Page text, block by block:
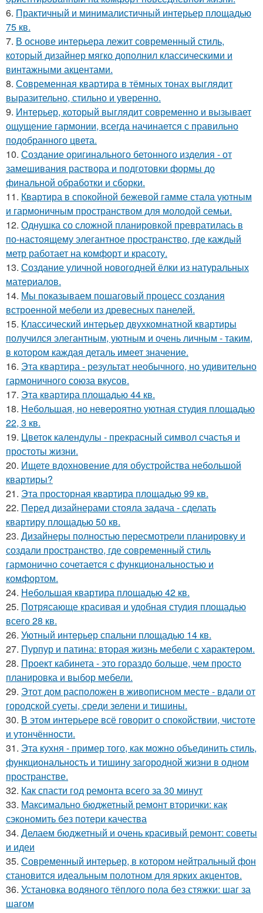
6. Практичный и минималистичный интерьер площадью
75 кв.
7. В основе интерьера лежит современный стиль,
который дизайнер мягко дополнил классическими и
винтажными акцентами.
8. Современная квартира в тёмных тонах выглядит
выразительно, стильно и уверенно.
9. Интерьер, который выглядит современно и вызывает
ощущение гармонии, всегда начинается с правильно
подобранного цвета.
10. Создание оригинального бетонного изделия - от
замешивания раствора и подготовки формы до
финальной обработки и сборки.
11. Квартира в спокойной бежевой гамме стала уютным
и гармоничным пространством для молодой семьи.
12. Однушка со сложной планировкой превратилась в
по-настоящему элегантное пространство, где каждый
метр работает на комфорт и красоту.
13. Создание уличной новогодней ёлки из натуральных
материалов.
14. Мы показываем пошаговый процесс создания
встроенной мебели из древесных панелей.
15. Классический интерьер двухкомнатной квартиры
получился элегантным, уютным и очень личным - таким,
в котором каждая деталь имеет значение.
16. Эта квартира - результат необычного, но удивительно
гармоничного союза вкусов.
17. Эта квартира площадью 44 кв.
18. Небольшая, но невероятно уютная студия площадью
22, 3 кв.
19. Цветок календулы - прекрасный символ счастья и
простоты жизни.
20. Ищете вдохновение для обустройства небольшой
квартиры?
21. Эта просторная квартира площадью 99 кв.
22. Перед дизайнерами стояла задача - сделать
квартиру площадью 50 кв.
23. Дизайнеры полностью пересмотрели планировку и
создали пространство, где современный стиль
гармонично сочетается с функциональностью и
комфортом.
24. Небольшая квартира площадью 42 кв.
25. Потрясающе красивая и удобная студия площадью
всего 28 кв.
26. Уютный интерьер спальни площадью 14 кв.
27. Пурпур и патина: вторая жизнь мебели с характером.
28. Проект кабинета - это гораздо больше, чем просто
планировка и выбор мебели.
29. Этот дом расположен в живописном месте - вдали от
городской суеты, среди зелени и тишины.
30. В этом интерьере всё говорит о спокойствии, чистоте
и утончённости.
31. Эта кухня - пример того, как можно объединить стиль,
функциональность и тишину загородной жизни в одном
пространстве.
32. Как спасти год ремонта всего за 30 минут
33. Максимально бюджетный ремонт вторички: как
сэкономить без потери качества
34. Делаем бюджетный и очень красивый ремонт: советы
и идеи
35. Современный интерьер, в котором нейтральный фон
становится идеальным полотном для ярких акцентов.
36. Установка водяного тёплого пола без стяжки: шаг за
шагом